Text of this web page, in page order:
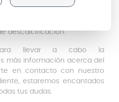
descalcificación.
para llevar a cabo la
más información acerca del
en contacto con nuestro
estaremos encantados
tus dudas.